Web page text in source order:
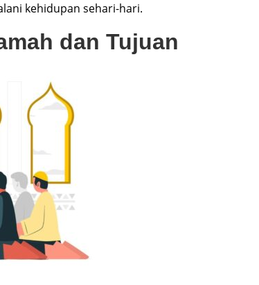
kehidupan sehari-hari.
dan Tujuan